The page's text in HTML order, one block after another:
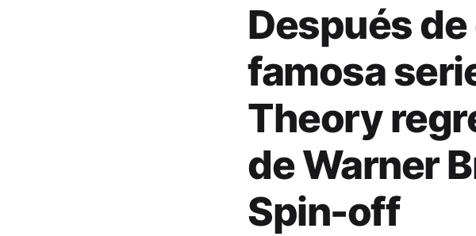
Después
famosa
Theory
de Warner
Spin-off